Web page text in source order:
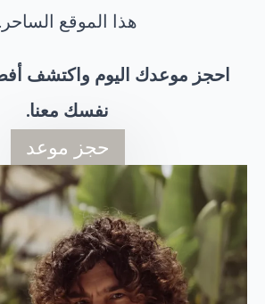
هذا الموقع الساحر.
احجز موعدك اليوم واكتشف
نفسك معنا.
حجز موعد